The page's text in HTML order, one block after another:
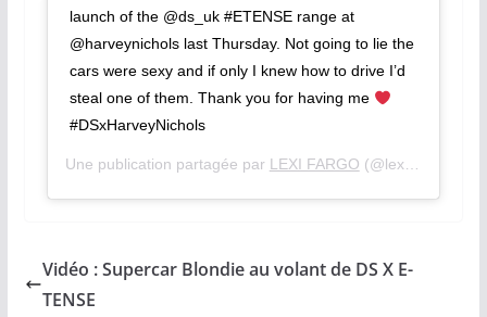
launch of the @ds_uk #ETENSE range at
@harveynichols last Thursday. Not going to lie the
cars were sexy and if only I knew how to drive I’d
steal one of them. Thank you for having me
#DSxHarveyNichols
Une publication partagée par LEXI FARGO (@lexifargo) le
Vidéo : Supercar Blondie au volant de DS X E-
TENSE